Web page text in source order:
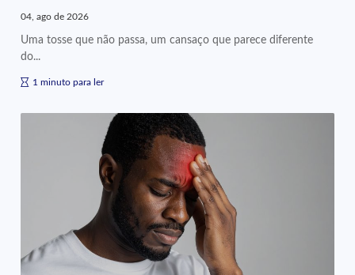
04, ago de 2026
Uma tosse que não passa, um cansaço que parece diferente
do...
1 minuto para ler